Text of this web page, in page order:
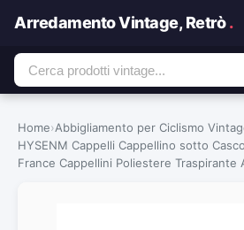
Arredamento Vintage, Retrò.
Home›Abbigliamento per Ciclismo
HYSENM Cappelli Cappellino sotto
France Cappellini Poliestere Traspirante